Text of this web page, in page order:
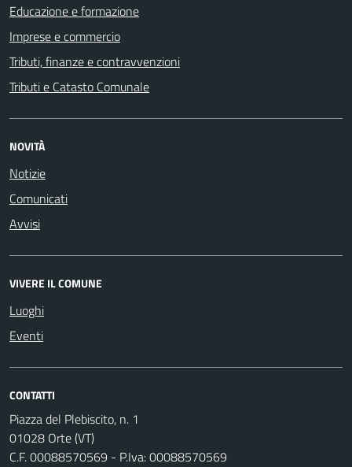
Educazione e formazione
Imprese e commercio
Tributi, finanze e contravvenzioni
Tributi e Catasto Comunale
NOVITÀ
Notizie
Comunicati
Avvisi
VIVERE IL COMUNE
Luoghi
Eventi
CONTATTI
Piazza del Plebiscito, n. 1
01028 Orte (VT)
C.F. 00088570569 - P.Iva: 00088570569